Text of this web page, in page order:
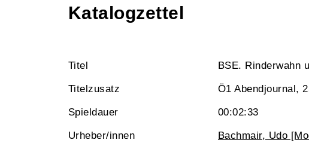
Katalogzettel
Titel BSE. Rinderwahn
Titelzusatz Ö1 Abendjournal,
Spieldauer 00:02:33
Urheber/innen
Bachmair, Udo